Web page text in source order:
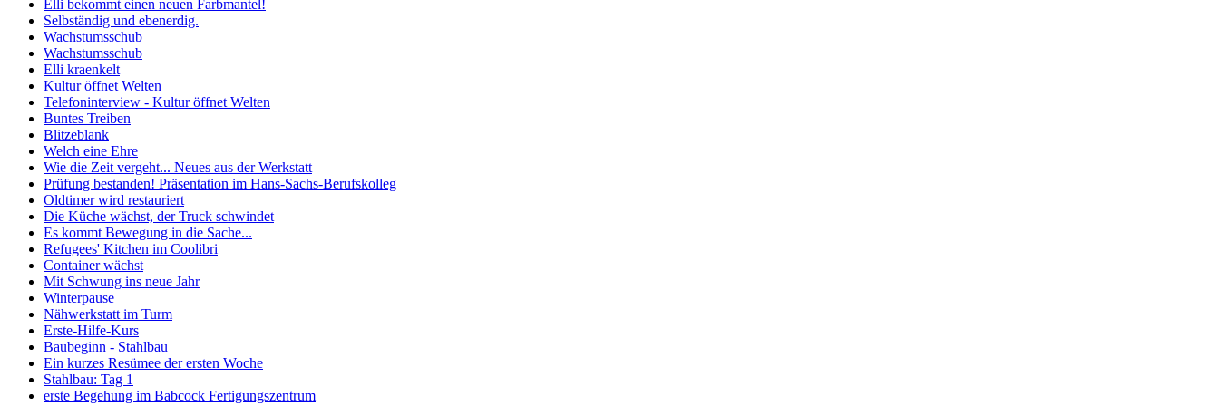
Elli bekommt einen neuen Farbmantel!
Selbständig und ebenerdig.
Wachstumsschub
Wachstumsschub
Elli kraenkelt
Kultur öffnet Welten
Telefoninterview - Kultur öffnet Welten
Buntes Treiben
Blitzeblank
Welch eine Ehre
Wie die Zeit vergeht... Neues aus der Werkstatt
Prüfung bestanden! Präsentation im Hans-Sachs-Berufskolleg
Oldtimer wird restauriert
Die Küche wächst, der Truck schwindet
Es kommt Bewegung in die Sache...
Refugees' Kitchen im Coolibri
Container wächst
Mit Schwung ins neue Jahr
Winterpause
Nähwerkstatt im Turm
Erste-Hilfe-Kurs
Baubeginn - Stahlbau
Ein kurzes Resümee der ersten Woche
Stahlbau: Tag 1
erste Begehung im Babcock Fertigungszentrum